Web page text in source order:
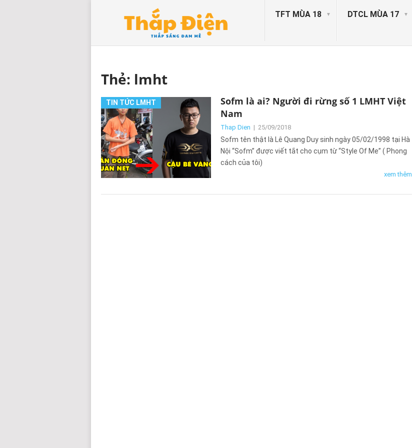
TFT MÙA 18 DTCL MÙA 17
Thẻ: lmht
TIN TỨC LMHT
Sofm là ai? Người đi rừng số 1 LMHT Việt
Nam
Thap Dien | 25/09/2018
Sofm tên thật là Lê Quang Duy sinh ngày 05/02/1998 tại Hà
Nội “Sofm” được viết tắt cho cụm từ “Style Of Me” ( Phong
cách của tôi)
xem thêm